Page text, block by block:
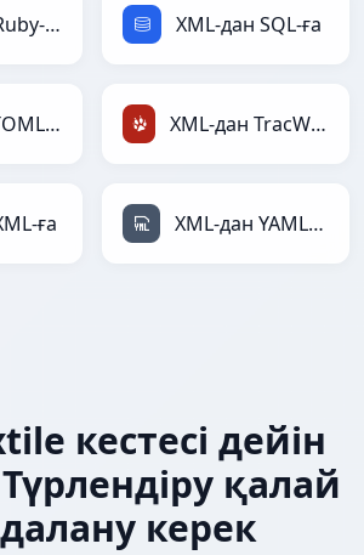
XML-дан Ruby-ға XML-дан SQL-ға
XML-дан TOML-ға XML-дан TracWiki-ға
ға XML-дан YAML-ға
кестесі дейін
қалай
керек